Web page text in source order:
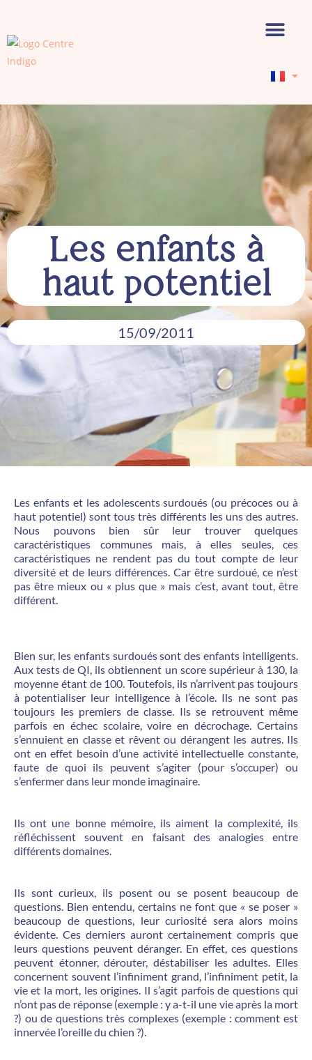
Les enfants à
haut potentiel
15/09/2011
Les enfants et les adolescents surdoués (ou précoces ou à
haut potentiel) sont tous très différents les uns des autres.
Nous pouvons bien sûr leur trouver quelques
caractéristiques communes mais, à elles seules, ces
caractéristiques ne rendent pas du tout compte de leur
diversité et de leurs différences. Car être surdoué, ce n’est
pas être mieux ou « plus que » mais c’est, avant tout, être
différent.
Bien sur, les enfants surdoués sont des enfants intelligents.
Aux tests de QI, ils obtiennent un score supérieur à 130, la
moyenne étant de 100. Toutefois, ils n’arrivent pas toujours
à potentialiser leur intelligence à l’école. Ils ne sont pas
toujours les premiers de classe. Ils se retrouvent même
parfois en échec scolaire, voire en décrochage. Certains
s’ennuient en classe et rêvent ou dérangent les autres. Ils
ont en effet besoin d’une activité intellectuelle constante,
faute de quoi ils peuvent s’agiter (pour s’occuper) ou
s’enfermer dans leur monde imaginaire.
Ils ont une bonne mémoire, ils aiment la complexité, ils
réfléchissent souvent en faisant des analogies entre
différents domaines.
Ils sont curieux, ils posent ou se posent beaucoup de
questions. Bien entendu, certains ne font que « se poser »
beaucoup de questions, leur curiosité sera alors moins
évidente. Ces derniers auront certainement compris que
leurs questions peuvent déranger. En effet, ces questions
peuvent étonner, dérouter, déstabiliser les adultes. Elles
concernent souvent l’infiniment grand, l’infiniment petit, la
vie et la mort, les origines. Il s’agit parfois de questions qui
n’ont pas de réponse (exemple : y a-t-il une vie après la mort
?) ou de questions très complexes (exemple : comment est
innervée l’oreille du chien ?).